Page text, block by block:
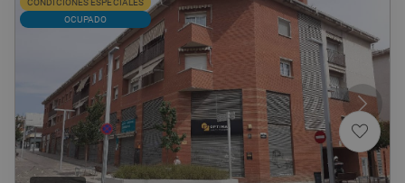
CONDICIONES ESPECIALES
OCUPADO